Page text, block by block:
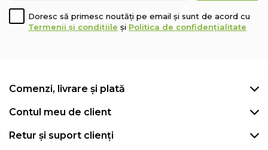
Doresc să primesc noutăți pe email și sunt de acord cu
Termenii și condițiile și Politica de confidențialitate
Comenzi, livrare și plată
Contul meu de client
Retur și suport clienți